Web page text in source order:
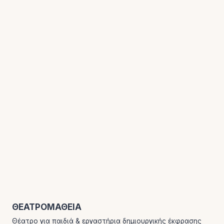
ΘΕΑΤΡΟΜΑΘΕΙΑ
Θέατρο για παιδιά & εργαστήρια δημιουργικής έκφρασης